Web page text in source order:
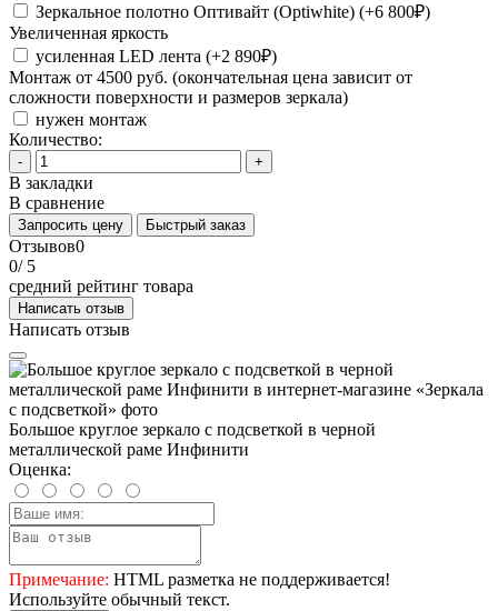
Зеркальное полотно Оптивайт (Optiwhite) (+6 800₽)
Увеличенная яркость
усиленная LED лента (+2 890₽)
Монтаж от 4500 руб. (окончательная цена зависит от
сложности поверхности и размеров зеркала)
нужен монтаж
Количество:
- +
В закладки
В сравнение
Запросить цену Быстрый заказ
Отзывов0
0/ 5
средний рейтинг товара
Написать отзыв
Написать отзыв
Большое круглое зеркало с подсветкой в черной
металлической раме Инфинити
Оценка:
Примечание: HTML разметка не поддерживается!
Используйте обычный текст.